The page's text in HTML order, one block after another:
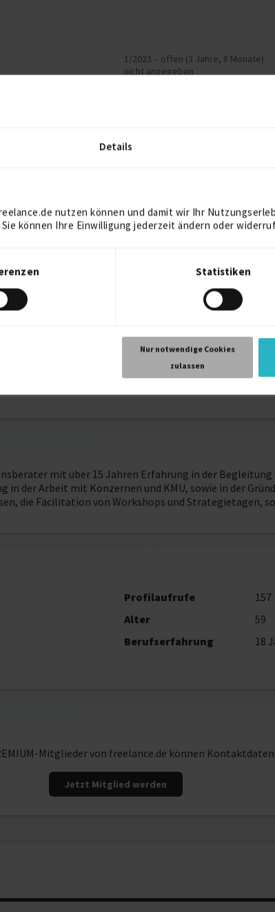
Details
nutzen können und damit wir Ihr
Sie können Ihre Einwilligung jederzeit ändern oder
Statistiken
Nur notwendige Cookies
zulassen
1/2023 – offen (3 Jahre, 8 Monate)
nicht angegeben
Weitere Projekt‐ & Berufserfahrung anzeigen
München
mit über 15 Jahren Erfahrung in der
in der Arbeit mit Konzernen und KMU, sowie in der
die Facilitation von Workshops und Strategietagen,
Profilaufrufe
157
Alter
59
Berufserfahrung
18
Mitglieder von freelance.de können Kontaktdaten
Jetzt Mitglied werden